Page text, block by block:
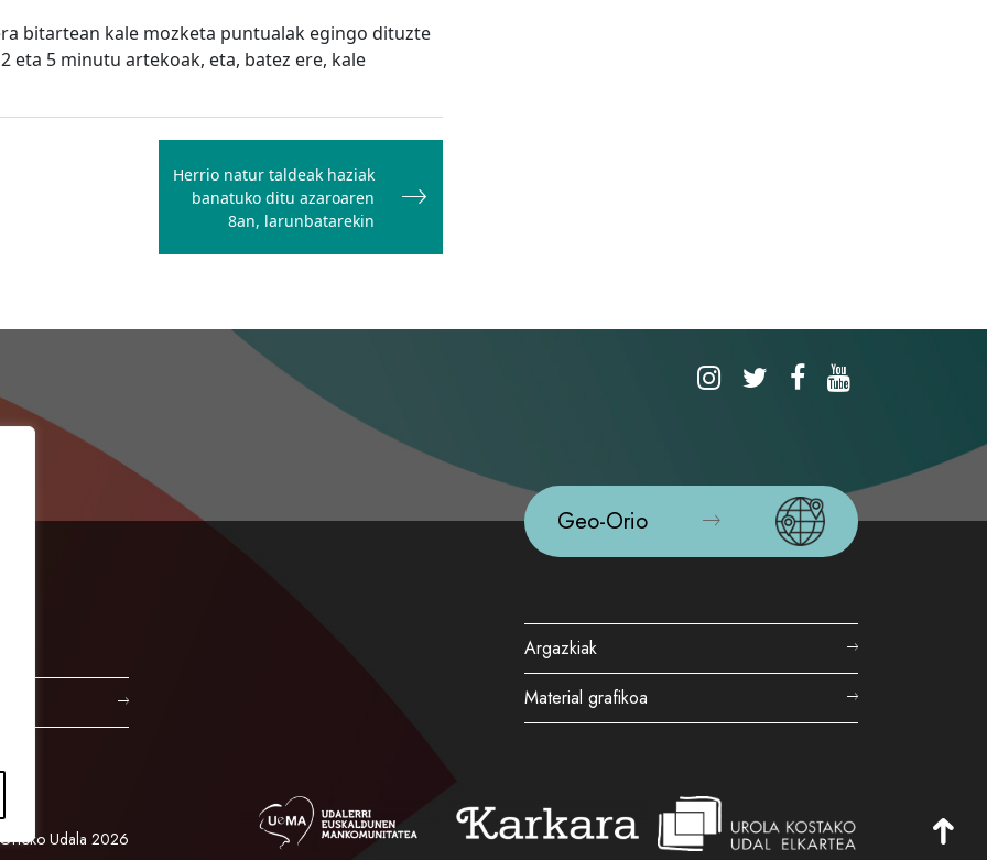
bitartean kale mozketa puntualak egingo dituzte
eta 5 minutu artekoak, eta, batez ere, kale
Herrio natur taldeak haziak
banatuko ditu azaroaren
8an, larunbatarekin
Geo-Orio
Argazkiak
Material grafikoa
Udala 2026